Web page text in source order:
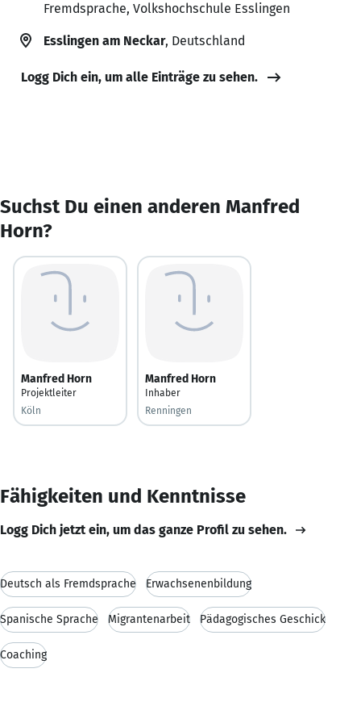
Fremdsprache, Volkshochschule Esslingen
Esslingen am Neckar, Deutschland
Logg Dich ein, um alle Einträge zu sehen.
Suchst Du einen anderen Manfred
Horn?
Manfred Horn
Projektleiter
Köln
Manfred Horn
Inhaber
Renningen
Fähigkeiten und Kenntnisse
Logg Dich jetzt ein, um das ganze Profil zu sehen.
Deutsch als Fremdsprache Erwachsenenbildung
Spanische Sprache Migrantenarbeit Pädagogisches Geschick
Coaching